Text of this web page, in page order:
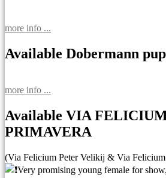
more info ...
Available Dobermann
more info ...
Available VIA
PRIMAVERA
(Via Felicium Peter Velikij & Via Felicium
Very promising young female for